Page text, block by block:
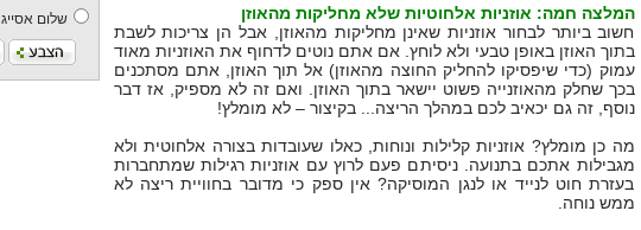
שלום אסייג
המלצה חמה: אוזניות אלחוטיות שלא מחליקות מהאוזן
חשוב ביותר לבחור אוזניות שאינן מחליקות מהאוזן, אבל הן צריכות לשבת
בתוך האוזן באופן טבעי ולא לוחץ. אם אתם נוטים לדחוף את האוזניות מאוד
עמוק (כדי שיפסיקו להחליק החוצה מהאוזן) אל תוך האוזן, אתם מסתכנים
בכך שחלק מהאוזנייה פשוט יישאר בתוך האוזן. ואם זה לא מספיק, אז דבר
נוסף, זה גם יכאיב לכם במהלך הריצה... בקיצור – לא מומלץ!
מה כן מומלץ? אוזניות קלילות ונוחות, כאלו שעובדות בצורה אלחוטית ולא
מגבילות אתכם בתנועה. ניסיתם פעם לרוץ עם אוזניות רגילות שמתחברות
בעזרת חוט לנייד או לנגן המוסיקה? אין ספק כי מדובר בחוויית ריצה לא
ממש נוחה.